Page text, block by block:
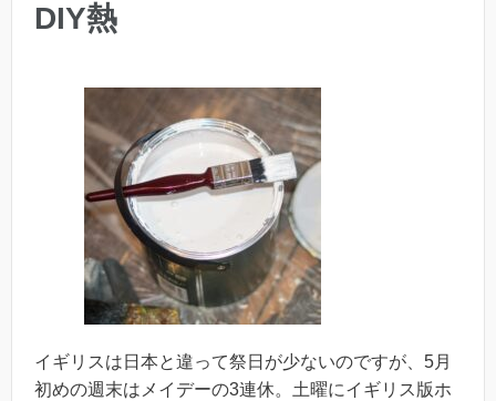
DIY熱
イギリスは日本と違って祭日が少ないのですが、5月
初めの週末はメイデーの3連休。土曜にイギリス版ホ